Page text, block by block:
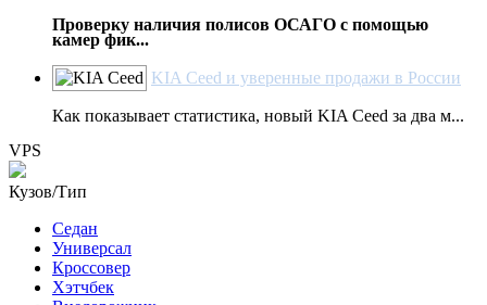
Проверку наличия полисов ОСАГО с помощью
камер фик...
KIA Ceed и уверенные продажи в России
Как показывает статистика, новый KIA Ceed за два м...
VPS
Кузов/Тип
Седан
Универсал
Кроссовер
Хэтчбек